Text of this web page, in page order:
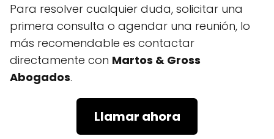
Para resolver cualquier duda, solicitar una
primera consulta o agendar una reunión, lo
más recomendable es contactar
directamente con Martos & Gross
Abogados.
Llamar ahora